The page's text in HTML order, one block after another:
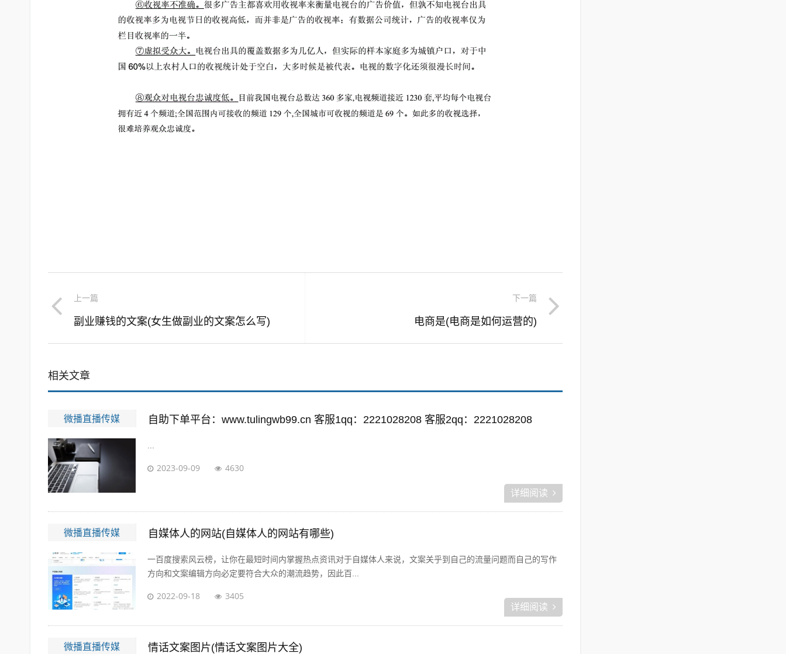
上一篇
副业赚钱的文案(女生做副业的文案怎么写)
下一篇
电商是(电商是如何运营的)
相关文章
微播直播传媒 自助下单平台：www.tulingwb99.cn 客服1qq：2221028208 客服2qq：2221028208
2023-09-09 4630
详细阅读
微播直播传媒 自媒体人的网站(自媒体人的网站有哪些)
一百度搜索风云榜，让你在最短时间内掌握热点资讯对于自媒体人来说，文案关乎到自己的流量问题而自己的写作
方向和文案编辑方向必定要符合大众的潮流趋势，因此百...
2022-09-18 3405
详细阅读
微播直播传媒 情话文案图片(情话文案图片大全)